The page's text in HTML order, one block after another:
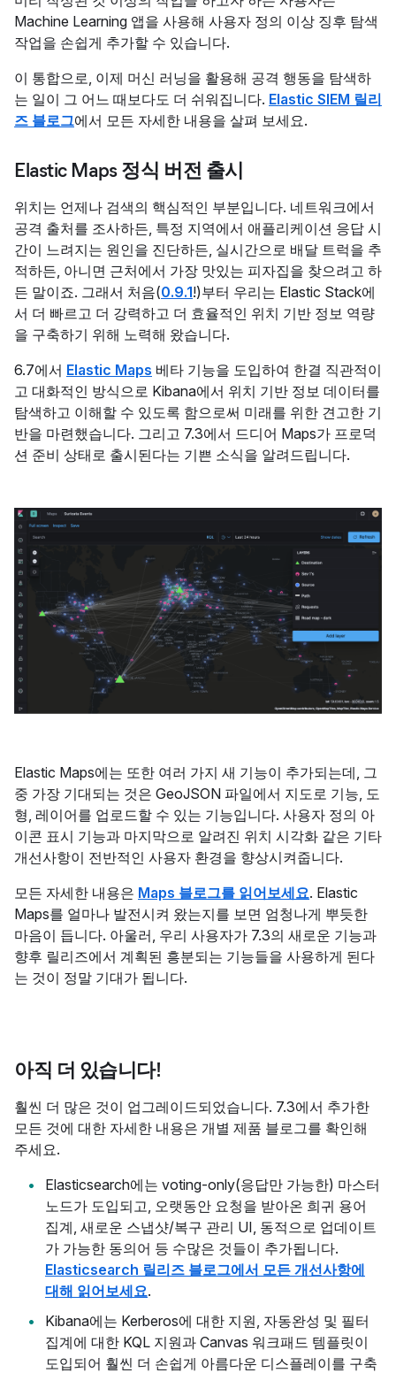
Machine Learning 앱을 사용해 사용자 정의 이상 징후 탐색
작업을 손쉽게 추가할 수 있습니다.
이 통합으로, 이제 머신 러닝을 활용해 공격 행동을 탐색하
는 일이 그 어느 때보다도 더 쉬워집니다. Elastic SIEM 릴리
즈 블로그에서 모든 자세한 내용을 살펴 보세요.
Elastic Maps 정식 버전 출시
위치는 언제나 검색의 핵심적인 부분입니다. 네트워크에서
공격 출처를 조사하든, 특정 지역에서 애플리케이션 응답 시
간이 느려지는 원인을 진단하든, 실시간으로 배달 트럭을 추
적하든, 아니면 근처에서 가장 맛있는 피자집을 찾으려고 하
든 말이죠. 그래서 처음(0.9.1!)부터 우리는 Elastic Stack에
서 더 빠르고 더 강력하고 더 효율적인 위치 기반 정보 역량
을 구축하기 위해 노력해 왔습니다.
6.7에서 Elastic Maps 베타 기능을 도입하여 한결 직관적이
고 대화적인 방식으로 Kibana에서 위치 기반 정보 데이터를
탐색하고 이해할 수 있도록 함으로써 미래를 위한 견고한 기
반을 마련했습니다. 그리고 7.3에서 드디어 Maps가 프로덕
션 준비 상태로 출시된다는 기쁜 소식을 알려드립니다.
Elastic Maps에는 또한 여러 가지 새 기능이 추가되는데, 그
중 가장 기대되는 것은 GeoJSON 파일에서 지도로 기능, 도
형, 레이어를 업로드할 수 있는 기능입니다. 사용자 정의 아
이콘 표시 기능과 마지막으로 알려진 위치 시각화 같은 기타
개선사항이 전반적인 사용자 환경을 향상시켜줍니다.
모든 자세한 내용은 Maps 블로그를 읽어보세요. Elastic
Maps를 얼마나 발전시켜 왔는지를 보면 엄청나게 뿌듯한
마음이 듭니다. 아울러, 우리 사용자가 7.3의 새로운 기능과
향후 릴리즈에서 계획된 흥분되는 기능들을 사용하게 된다
는 것이 정말 기대가 됩니다.
아직 더 있습니다!
훨씬 더 많은 것이 업그레이드되었습니다. 7.3에서 추가한
모든 것에 대한 자세한 내용은 개별 제품 블로그를 확인해
주세요.
Elasticsearch에는 voting-only(응답만 가능한) 마스터
노드가 도입되고, 오랫동안 요청을 받아온 희귀 용어
집계, 새로운 스냅샷/복구 관리 UI, 동적으로 업데이트
가 가능한 동의어 등 수많은 것들이 추가됩니다.
Elasticsearch 릴리즈 블로그에서 모든 개선사항에
대해 읽어보세요.
Kibana에는 Kerberos에 대한 지원, 자동완성 및 필터
집계에 대한 KQL 지원과 Canvas 워크패드 템플릿이
도입되어 훨씬 더 손쉽게 아름다운 디스플레이를 구축